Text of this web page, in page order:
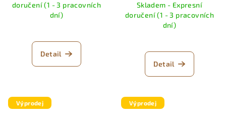
doručení (1 - 3 pracovních
dní)
Detail
Skladem - Expresní
doručení (1 - 3 pracovních
dní)
Detail
Výprodej Výprodej